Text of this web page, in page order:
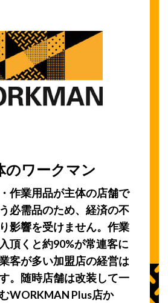
のワークマン
作業用品が主体の店舗で
必需品のため、経済の不
影響を受けません。作業
頂くと約90%が常連客に
客が多い加盟店の経営は
。随時店舗は改装して一
WORKMAN Plus店か